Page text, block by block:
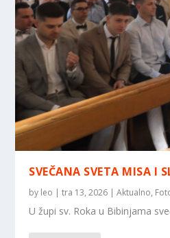
SVEČANA SVETA MISA I
by leo |tra 13, 2026 |Aktualno,
U župi sv. Roka u Bibinjama